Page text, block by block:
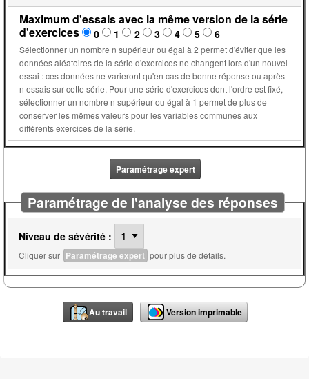
Maximum d'essais avec la même version de la série
d'exercices
0 1 2 3 4 5 6
Sélectionner un nombre n supérieur ou égal à 2 permet d'éviter que les
données aléatoires de la série d'exercices ne changent lors d'un nouvel
essai : ces données ne varieront qu'en cas de bonne réponse ou après
n essais sur cette série. Pour une série d'exercices dont l'ordre est fixé,
sélectionner un nombre n supérieur ou égal à 1 permet de plus de
conserver les mêmes valeurs pour les variables communes aux
différents exercices de la série.
Paramétrage expert
Paramétrage de l'analyse des réponses
Niveau de sévérité :
Cliquer sur Paramétrage expert pour plus de détails.
Au travail Version imprimable